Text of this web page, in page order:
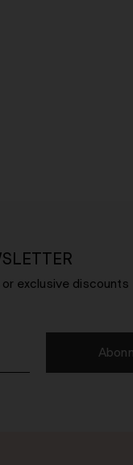
exclusive discounts